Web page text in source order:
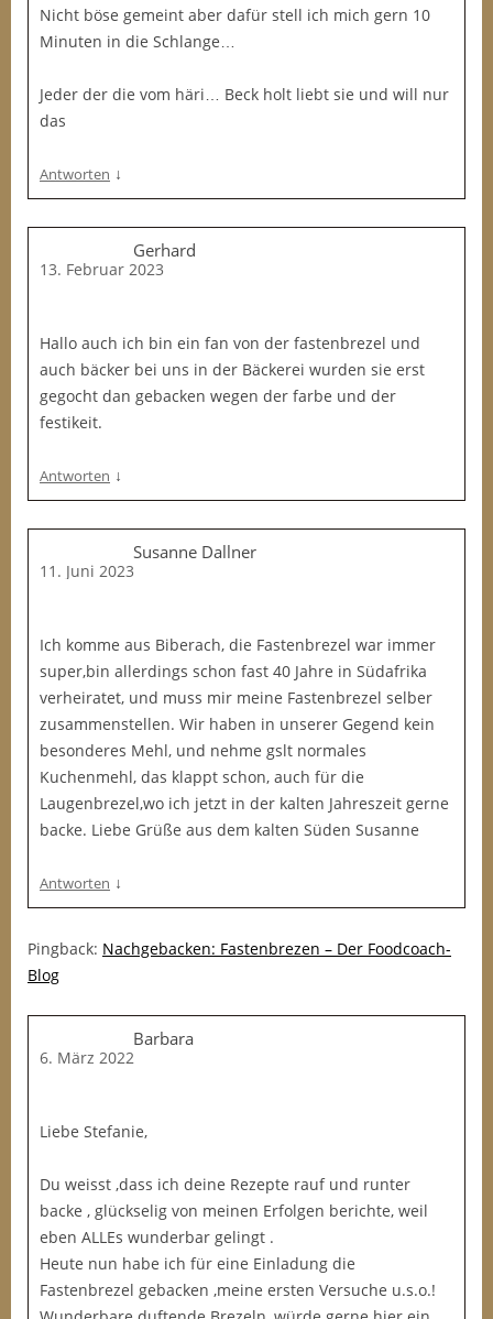
Nicht böse gemeint aber dafür stell ich mich gern 10
Minuten in die Schlange…
Jeder der die vom häri… Beck holt liebt sie und will nur
das
Antworten ↓
Gerhard
13. Februar 2023
Hallo auch ich bin ein fan von der fastenbrezel und
auch bäcker bei uns in der Bäckerei wurden sie erst
gegocht dan gebacken wegen der farbe und der
festikeit.
Antworten ↓
Susanne Dallner
11. Juni 2023
Ich komme aus Biberach, die Fastenbrezel war immer
super,bin allerdings schon fast 40 Jahre in Südafrika
verheiratet, und muss mir meine Fastenbrezel selber
zusammenstellen. Wir haben in unserer Gegend kein
besonderes Mehl, und nehme gslt normales
Kuchenmehl, das klappt schon, auch für die
Laugenbrezel,wo ich jetzt in der kalten Jahreszeit gerne
backe. Liebe Grüße aus dem kalten Süden Susanne
Antworten ↓
Pingback: Nachgebacken: Fastenbrezen – Der Foodcoach-
Blog
Barbara
6. März 2022
Liebe Stefanie,
Du weisst ,dass ich deine Rezepte rauf und runter
backe , glückselig von meinen Erfolgen berichte, weil
eben ALLEs wunderbar gelingt .
Heute nun habe ich für eine Einladung die
Fastenbrezel gebacken ,meine ersten Versuche u.s.o.!